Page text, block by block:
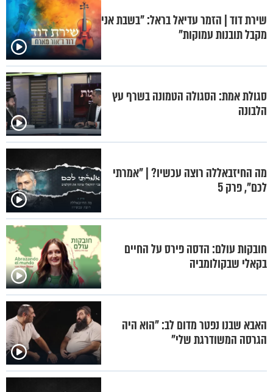
שירת דוד | הזמר עדיאל בראל: "בשבת אני
מקבל תובנות עמוקות"
סגולת אמת: הסגולה הטמונה בשרף עץ
הלבונה
מה החיזבאללה רוצה עכשיו? | "אמרתי
לכם", פרק 5
חובקות עולם: הדסה פירס על החיים
בקאלי שבקולומביה
האבא שבנו נפטר מדום לב: "הוא היה
הגרסה המשודרגת שלי"